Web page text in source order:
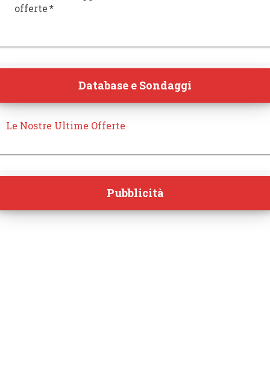
offerte*
Database e Sondaggi
Le Nostre Ultime Offerte
Pubblicità